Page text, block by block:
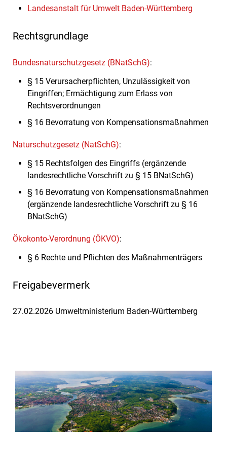
Landesanstalt für Umwelt Baden-Württemberg
Rechtsgrundlage
Bundesnaturschutzgesetz (BNatSchG):
§ 15 Verursacherpflichten, Unzulässigkeit von
Eingriffen; Ermächtigung zum Erlass von
Rechtsverordnungen
§ 16 Bevorratung von Kompensationsmaßnahmen
Naturschutzgesetz (NatSchG):
§ 15 Rechtsfolgen des Eingriffs(ergänzende
landesrechtliche Vorschrift zu § 15 BNatSchG)
§ 16 Bevorratung von Kompensationsmaßnahmen
(ergänzende landesrechtliche Vorschrift zu § 16
BNatSchG)
Ökokonto-Verordnung (ÖKVO):
§ 6 Rechte und Pflichten des Maßnahmenträgers
Freigabevermerk
27.02.2026 Umweltministerium Baden-Württemberg